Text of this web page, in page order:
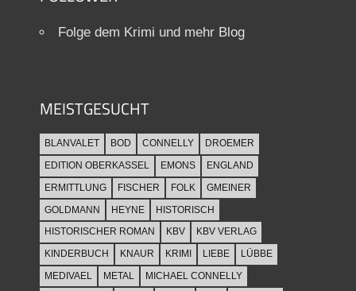
Folge dem Krimi und mehr Blog
MEISTGESUCHT
BLANVALET BOD CONNELLY
DROEMER
EDITION OBERKASSEL
EMONS
ENGLAND
ERMITTLUNG
FISCHER FOLK
GMEINER
GOLDMANN
HEYNE
HISTORISCH
HISTORISCHER ROMAN
KBV
KBV VERLAG
KINDERBUCH
KNAUR KRIMI LIEBE
LÜBBE
MEDIVAEL
METAL
MICHAEL CONNELLY